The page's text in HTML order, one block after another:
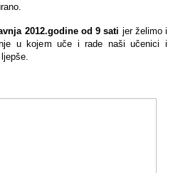
2012.godine od 9 sati jer želimo i
u kojem uče i rade naši učenici i